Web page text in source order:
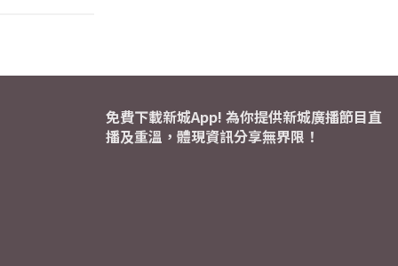
免費下載新城App! 為你提供新城廣播節目直
播及重溫，體現資訊分享無界限！